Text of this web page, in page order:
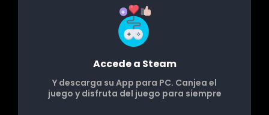
Accede a Steam
Y descarga su App para PC. Canjea el
juego y disfruta del juego para siempre